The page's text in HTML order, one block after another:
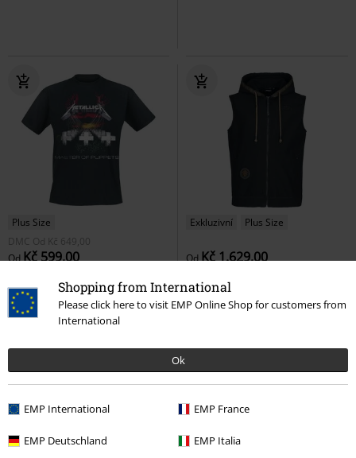
Shopping from International
Please click here to visit EMP Online Shop for customers from
International
Ok
EMP International EMP France
EMP Deutschland EMP Italia
Plus Size
DMC Od Kč 649,00
OdKč 599,00
Tričko
Exkluzivní Plus Size
OdKč 1.629,00
Amarth